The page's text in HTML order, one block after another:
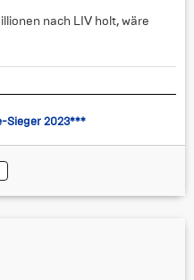
nach LIV holt, wäre
Sieger 2023***